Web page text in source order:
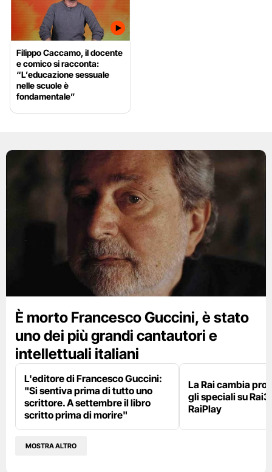
Filippo Caccamo, il docente
e comico si racconta:
“L’educazione sessuale
nelle scuole è
fondamentale”
È morto Francesco Guccini, è stato
uno dei più grandi cantautori e
intellettuali italiani
L'editore di Francesco Guccini:
"Si sentiva prima di tutto uno
scrittore. A settembre il libro
scritto prima di morire"
La Rai cambia
gli speciali su
RaiPlay
MOSTRA ALTRO